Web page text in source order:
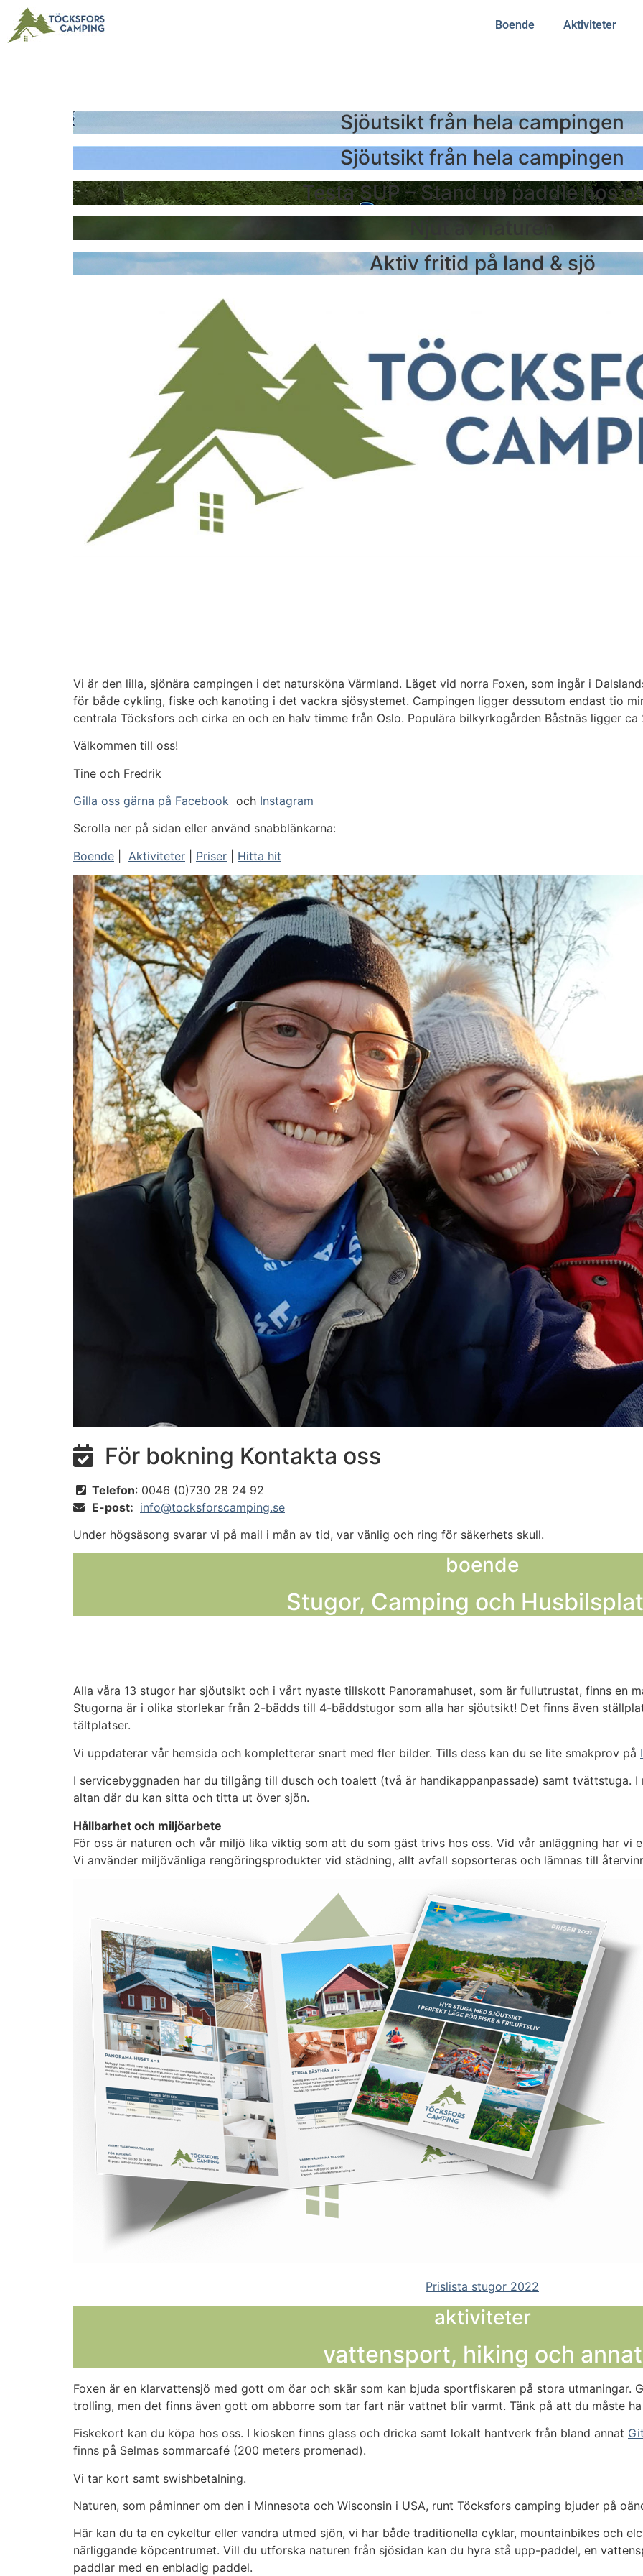
Boende Aktiviteter
Sjöutsikt från hela campingen
Sjöutsikt från hela campingen
Testa SUP – Stand up paddle hos
Njut av naturen
Aktiv fritid på land & sjö
Vi är den lilla, sjönära campingen i det natursköna Värmland. Läget vid norra Foxen, som ingår i
för både cykling, fiske och kanoting i det vackra sjösystemet. Campingen ligger dessutom endast tio
centrala Töcksfors och cirka en och en halv timme från Oslo. Populära bilkyrkogården Båstnäs ligger
Välkommen till oss!
Tine och Fredrik
Gilla oss gärna på Facebook och Instagram
Scrolla ner på sidan eller använd snabblänkarna:
Boende
Aktiviteter Priser Hitta hit
 För bokning Kontakta oss
 Telefon: 0046 (0)730 28 24 92
 E-post: info@tocksforscamping.se
Under högsäsong svarar vi på mail i mån av tid, var vänlig och ring för säkerhets skull.
boende
Stugor, Camping och
Alla våra 13 stugor har sjöutsikt och i vårt nyaste tillskott Panoramahuset, som är fullutrustat, finns en
Stugorna är i olika storlekar från 2-bädds till 4-bäddstugor som alla har sjöutsikt! Det finns även
tältplatser.
Vi uppdaterar vår hemsida och kompletterar snart med fler bilder. Tills dess kan du se lite smakprov på
I servicebyggnaden har du tillgång till dusch och toalett (två är handikappanpassade) samt tvättstuga.
altan där du kan sitta och titta ut över sjön.
Hållbarhet och miljöarbete
För oss är naturen och vår miljö lika viktig som att du som gäst trivs hos oss. Vid vår anläggning har vi
Vi använder miljövänliga rengöringsprodukter vid städning, allt avfall sopsorteras och lämnas till
Prislista stugor 2022
aktiviteter
vattensport, hiking och annat
Foxen är en klarvattensjö med gott om öar och skär som kan bjuda sportfiskaren på stora utmaningar.
trolling, men det finns även gott om abborre som tar fart när vattnet blir varmt. Tänk på att du måste
Fiskekort kan du köpa hos oss. I kiosken finns glass och dricka samt lokalt hantverk från bland annat
finns på Selmas sommarcafé (200 meters promenad).
Vi tar kort samt swishbetalning.
Naturen, som påminner om den i Minnesota och Wisconsin i USA, runt Töcksfors camping bjuder på
Här kan du ta en cykeltur eller vandra utmed sjön, vi har både traditionella cyklar, mountainbikes och
närliggande köpcentrumet. Vill du utforska naturen från sjösidan kan du hyra stå upp-paddel, en
paddlar med en enbladig paddel.